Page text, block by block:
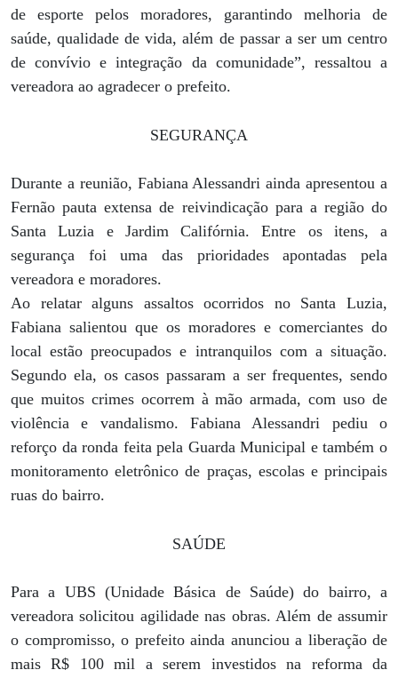
de esporte pelos moradores, garantindo melhoria de
saúde, qualidade de vida, além de passar a ser um centro
de convívio e integração da comunidade”, ressaltou a
vereadora ao agradecer o prefeito.
SEGURANÇA
Durante a reunião, Fabiana Alessandri ainda apresentou a
Fernão pauta extensa de reivindicação para a região do
Santa Luzia e Jardim Califórnia. Entre os itens, a
segurança foi uma das prioridades apontadas pela
vereadora e moradores.
Ao relatar alguns assaltos ocorridos no Santa Luzia,
Fabiana salientou que os moradores e comerciantes do
local estão preocupados e intranquilos com a situação.
Segundo ela, os casos passaram a ser frequentes, sendo
que muitos crimes ocorrem à mão armada, com uso de
violência e vandalismo. Fabiana Alessandri pediu o
reforço da ronda feita pela Guarda Municipal e também o
monitoramento eletrônico de praças, escolas e principais
ruas do bairro.
SAÚDE
Para a UBS (Unidade Básica de Saúde) do bairro, a
vereadora solicitou agilidade nas obras. Além de assumir
o compromisso, o prefeito ainda anunciou a liberação de
mais R$ 100 mil a serem investidos na reforma da